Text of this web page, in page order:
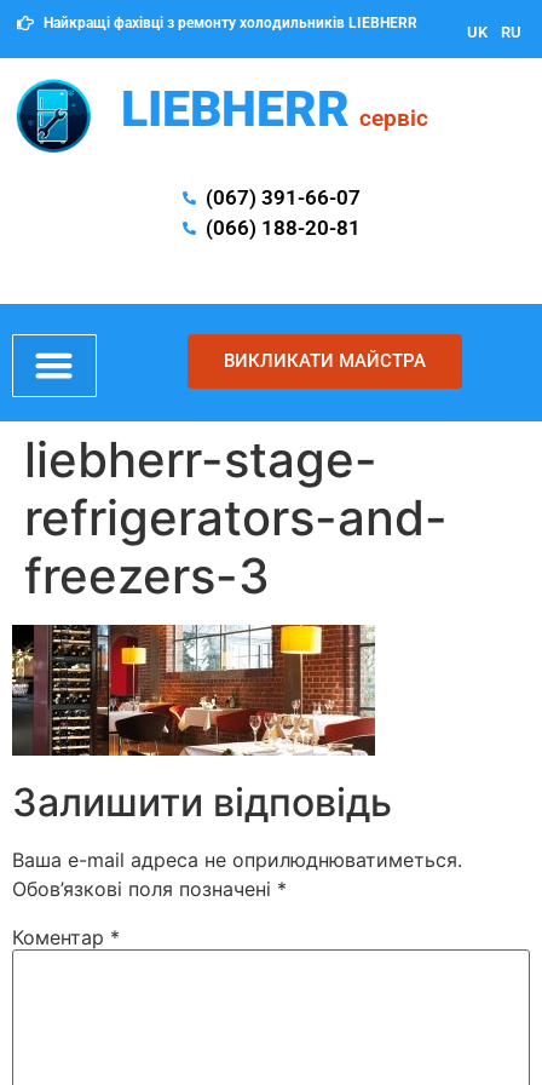
Найкращі фахівці з ремонту холодильників LIEBHERR
UK RU
LIEBHERR сервіс
(067) 391-66-07
(066) 188-20-81
ВИКЛИКАТИ МАЙСТРА
liebherr-stage-
refrigerators-and-
freezers-3
Залишити відповідь
Ваша e-mail адреса не оприлюднюватиметься.
Обов’язкові поля позначені *
Коментар *